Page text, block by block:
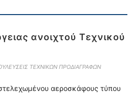
ανοιχτού Τεχνικού
ΤΕΧΝΙΚΩΝ ΠΡΟΔΙΑΓΡΑΦΩΝ
αεροσκάφους τύπου